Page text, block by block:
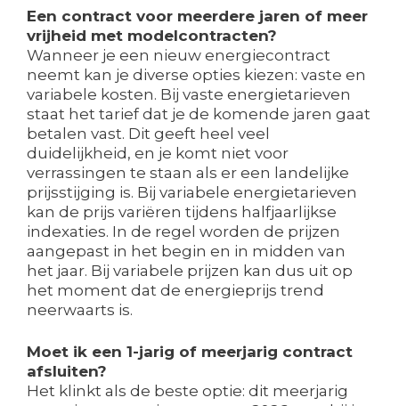
Een contract voor meerdere jaren of meer
vrijheid met modelcontracten?
Wanneer je een nieuw energiecontract
neemt kan je diverse opties kiezen: vaste en
variabele kosten. Bij vaste energietarieven
staat het tarief dat je de komende jaren gaat
betalen vast. Dit geeft heel veel
duidelijkheid, en je komt niet voor
verrassingen te staan als er een landelijke
prijsstijging is. Bij variabele energietarieven
kan de prijs variëren tijdens halfjaarlijkse
indexaties. In de regel worden de prijzen
aangepast in het begin en in midden van
het jaar. Bij variabele prijzen kan dus uit op
het moment dat de energieprijs trend
neerwaarts is.
Moet ik een 1-jarig of meerjarig contract
afsluiten?
Het klinkt als de beste optie: dit meerjarig